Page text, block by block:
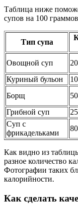
Таблица ниже
супов на 100
Тип супа
Овощной суп
Куриный бульон
Борщ
Грибной суп
Суп с
фрикадельками
Как видно из
разное количество
Фотографии таких
калорийности.
Как сделать